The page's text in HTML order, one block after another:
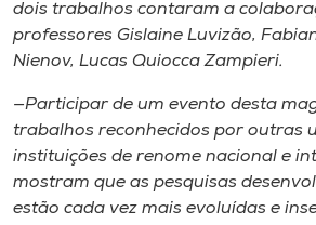
dois trabalhos contaram a
professores Gislaine Luvizão,
Nienov, Lucas Quiocca Zampieri.
—Participar de um evento desta
trabalhos reconhecidos por outras
instituições de renome nacional e
mostram que as pesquisas
estão cada vez mais evoluídas e